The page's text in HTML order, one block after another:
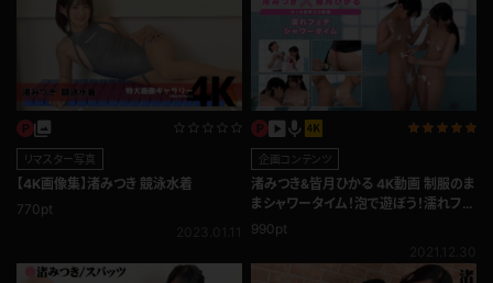
リマスター写真
【4K画像集】渚みつき 競泳水着
770pt
企画コンテンツ
渚みつき&皆月ひかる 4K動画 制服のま
まシャワータイム！泡で遊ぼう！濡れフェ
チ編
990pt